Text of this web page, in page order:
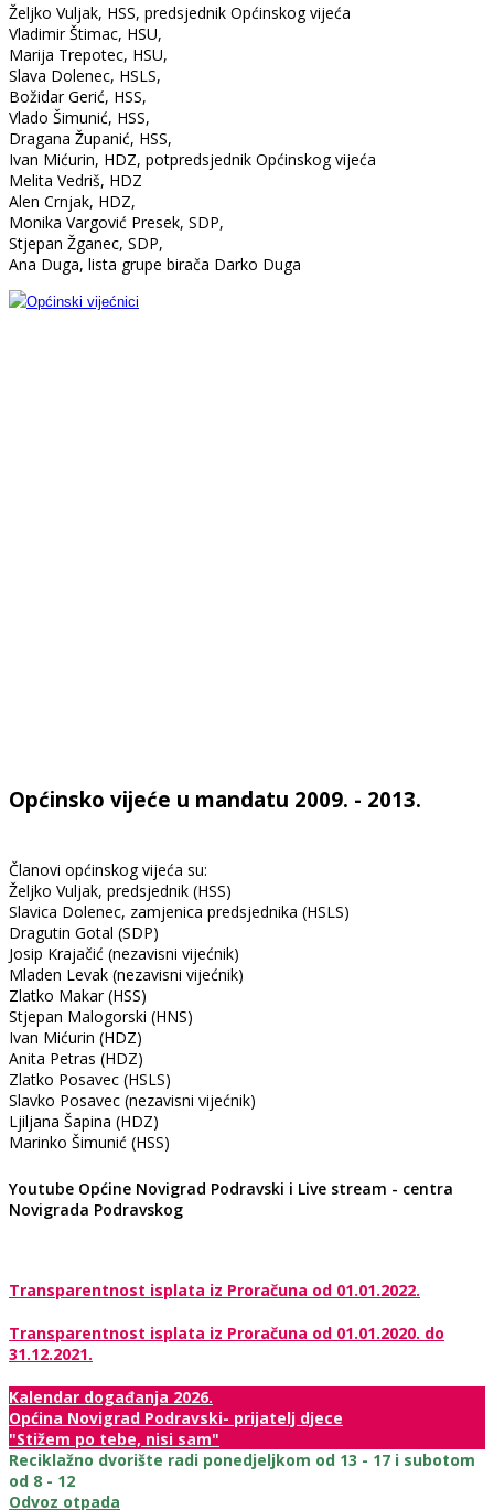
Željko Vuljak, HSS, predsjednik Općinskog vijeća
Vladimir Štimac, HSU,
Marija Trepotec, HSU,
Slava Dolenec, HSLS,
Božidar Gerić, HSS,
Vlado Šimunić, HSS,
Dragana Županić, HSS,
Ivan Mićurin, HDZ, potpredsjednik Općinskog vijeća
Melita Vedriš, HDZ
Alen Crnjak, HDZ,
Monika Vargović Presek, SDP,
Stjepan Žganec, SDP,
Ana Duga, lista grupe birača Darko Duga
Općinsko vijeće u mandatu 2009. - 2013.
Članovi općinskog vijeća su:
Željko Vuljak, predsjednik (HSS)
Slavica Dolenec, zamjenica predsjednika (HSLS)
Dragutin Gotal (SDP)
Josip Krajačić (nezavisni vijećnik)
Mladen Levak (nezavisni vijećnik)
Zlatko Makar (HSS)
Stjepan Malogorski (HNS)
Ivan Mićurin (HDZ)
Anita Petras (HDZ)
Zlatko Posavec (HSLS)
Slavko Posavec (nezavisni vijećnik)
Ljiljana Šapina (HDZ)
Marinko Šimunić (HSS)
Youtube Općine Novigrad Podravski i Live stream - centra
Novigrada Podravskog
Transparentnost isplata iz Proračuna od 01.01.2022.
Transparentnost isplata iz Proračuna od 01.01.2020. do
31.12.2021.
Kalendar događanja 2026.
Općina Novigrad Podravski- prijatelj djece
"Stižem po tebe, nisi sam"
Reciklažno dvorište radi ponedjeljkom od 13 - 17 i subotom
od 8 - 12
Odvoz otpada